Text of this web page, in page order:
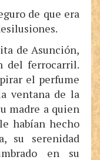
de que era
de Asunción,
del ferrocarril.
el perfume
ventana de la
madre a quien
habían hecho
su serenidad
en su